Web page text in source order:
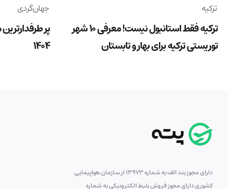
ترکیه
ترکیه فقط استانبول نیست! معرفی 10 شهر
توریستی ترکیه برای بهار و تابستان
جهان‌گردی
پر
1404
دارای مجوز بند الف به شماره 13973 از سازمان هواپیمایی
کشوری دارای مجوز فروش بلیط الکترونیکی به شماره